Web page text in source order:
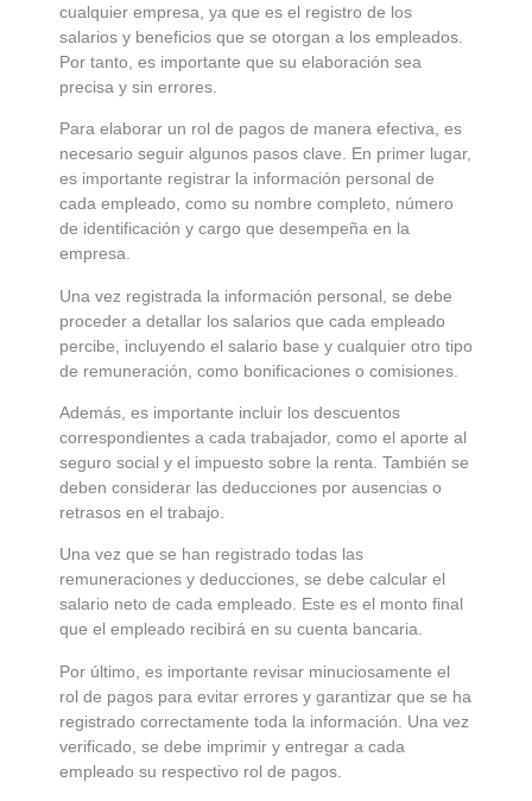
cualquier empresa, ya que es el registro de los
salarios y beneficios que se otorgan a los empleados.
Por tanto, es importante que su elaboración sea
precisa y sin errores.
Para elaborar un rol de pagos de manera efectiva, es
necesario seguir algunos pasos clave. En primer lugar,
es importante registrar la información personal de
cada empleado, como su nombre completo, número
de identificación y cargo que desempeña en la
empresa.
Una vez registrada la información personal, se debe
proceder a detallar los salarios que cada empleado
percibe, incluyendo el salario base y cualquier otro tipo
de remuneración, como bonificaciones o comisiones.
Además, es importante incluir los descuentos
correspondientes a cada trabajador, como el aporte al
seguro social y el impuesto sobre la renta. También se
deben considerar las deducciones por ausencias o
retrasos en el trabajo.
Una vez que se han registrado todas las
remuneraciones y deducciones, se debe calcular el
salario neto de cada empleado. Este es el monto final
que el empleado recibirá en su cuenta bancaria.
Por último, es importante revisar minuciosamente el
rol de pagos para evitar errores y garantizar que se ha
registrado correctamente toda la información. Una vez
verificado, se debe imprimir y entregar a cada
empleado su respectivo rol de pagos.